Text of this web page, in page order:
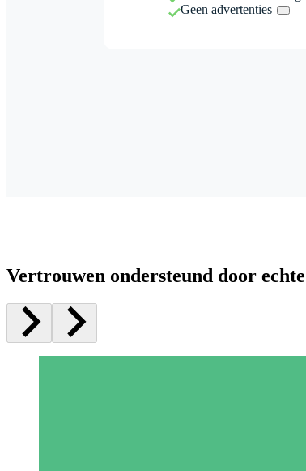
Geen advertenties
Vertrouwen ondersteund door